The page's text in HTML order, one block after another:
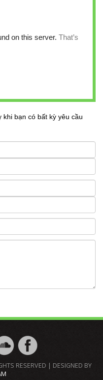
bạn có bất kỳ yêu cầu
RESERVED | DESIGNED BY